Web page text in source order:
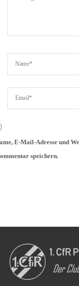
E-Mail-Adresse und
speichern.